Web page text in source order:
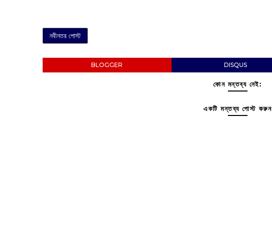
নবীনতর পোস্ট
BLOGGER DISQUS
কোন মন্তব্য নেই:
একটি মন্তব্য পোস্ট করুন